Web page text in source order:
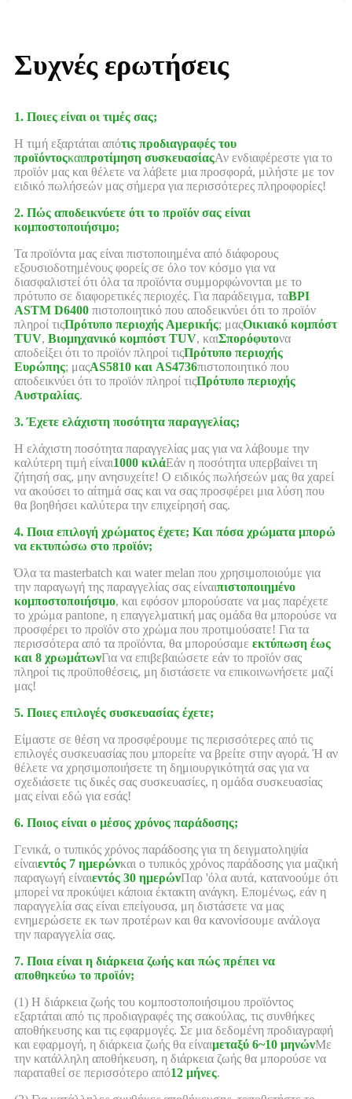
Συχνές ερωτήσεις
1. Ποιες είναι οι τιμές σας;
Η τιμή εξαρτάται απότις προδιαγραφές του
προϊόντοςκαιπροτίμηση συσκευασίαςΑν ενδιαφέρεστε για το
προϊόν μας και θέλετε να λάβετε μια προσφορά, μιλήστε με τον
ειδικό πωλήσεών μας σήμερα για περισσότερες πληροφορίες!
2. Πώς αποδεικνύετε ότι το προϊόν σας είναι
κομποστοποιήσιμο;
Τα προϊόντα μας είναι πιστοποιημένα από διάφορους
εξουσιοδοτημένους φορείς σε όλο τον κόσμο για να
διασφαλιστεί ότι όλα τα προϊόντα συμμορφώνονται με το
πρότυπο σε διαφορετικές περιοχές. Για παράδειγμα, ταBPI
ASTM D6400 πιστοποιητικό που αποδεικνύει ότι το προϊόν
πληροί τιςΠρότυπο περιοχής Αμερικής; μαςΟικιακό κομπόστ
TUV, Βιομηχανικό κομπόστ TUV, καιΣπορόφυτονα
αποδείξει ότι το προϊόν πληροί τιςΠρότυπο περιοχής
Ευρώπης; μαςAS5810 και AS4736πιστοποιητικό που
αποδεικνύει ότι το προϊόν πληροί τιςΠρότυπο περιοχής
Αυστραλίας.
3. Έχετε ελάχιστη ποσότητα παραγγελίας;
Η ελάχιστη ποσότητα παραγγελίας μας για να λάβουμε την
καλύτερη τιμή είναι1000 κιλάΕάν η ποσότητα υπερβαίνει τη
ζήτησή σας, μην ανησυχείτε! Ο ειδικός πωλήσεών μας θα χαρεί
να ακούσει το αίτημά σας και να σας προσφέρει μια λύση που
θα βοηθήσει καλύτερα την επιχείρησή σας.
4. Ποια επιλογή χρώματος έχετε; Και πόσα χρώματα μπορώ
να εκτυπώσω στο προϊόν;
Όλα τα masterbatch και water melan που χρησιμοποιούμε για
την παραγωγή της παραγγελίας σας είναιπιστοποιημένο
κομποστοποιήσιμο, και εφόσον μπορούσατε να μας παρέχετε
το χρώμα pantone, η επαγγελματική μας ομάδα θα μπορούσε να
προσφέρει το προϊόν στο χρώμα που προτιμούσατε! Για τα
περισσότερα από τα προϊόντα, θα μπορούσαμε εκτύπωση έως
και 8 χρωμάτωνΓια να επιβεβαιώσετε εάν το προϊόν σας
πληροί τις προϋποθέσεις, μη διστάσετε να επικοινωνήσετε μαζί
μας!
5. Ποιες επιλογές συσκευασίας έχετε;
Είμαστε σε θέση να προσφέρουμε τις περισσότερες από τις
επιλογές συσκευασίας που μπορείτε να βρείτε στην αγορά. Ή αν
θέλετε να χρησιμοποιήσετε τη δημιουργικότητά σας για να
σχεδιάσετε τις δικές σας συσκευασίες, η ομάδα συσκευασίας
μας είναι εδώ για εσάς!
6. Ποιος είναι ο μέσος χρόνος παράδοσης;
Γενικά, ο τυπικός χρόνος παράδοσης για τη δειγματοληψία
είναιεντός 7 ημερώνκαι ο τυπικός χρόνος παράδοσης για μαζική
παραγωγή είναιεντός 30 ημερώνΠαρ 'όλα αυτά, κατανοούμε ότι
μπορεί να προκύψει κάποια έκτακτη ανάγκη. Επομένως, εάν η
παραγγελία σας είναι επείγουσα, μη διστάσετε να μας
ενημερώσετε εκ των προτέρων και θα κανονίσουμε ανάλογα
την παραγγελία σας.
7. Ποια είναι η διάρκεια ζωής και πώς πρέπει να
αποθηκεύω το προϊόν;
(1) Η διάρκεια ζωής του κομποστοποιήσιμου προϊόντος
εξαρτάται από τις προδιαγραφές της σακούλας, τις συνθήκες
αποθήκευσης και τις εφαρμογές. Σε μια δεδομένη προδιαγραφή
και εφαρμογή, η διάρκεια ζωής θα είναιμεταξύ 6~10 μηνώνΜε
την κατάλληλη αποθήκευση, η διάρκεια ζωής θα μπορούσε να
παραταθεί σε περισσότερο από12 μήνες.